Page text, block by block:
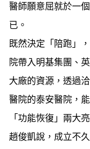
醫師願意屈就於一
已。
既然決定「陪跑」
院帶入明基集團、
大廠的資源，透過
醫院的泰安醫院，
「功能恢復」兩大
趙俊凱說，成立不